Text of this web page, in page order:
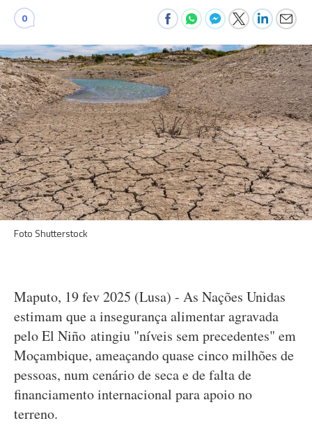
0
Foto Shutterstock
Maputo, 19 fev 2025 (Lusa) - As Nações Unidas
estimam que a insegurança alimentar agravada
pelo El Niño atingiu "níveis sem precedentes" em
Moçambique, ameaçando quase cinco milhões de
pessoas, num cenário de seca e de falta de
financiamento internacional para apoio no
terreno.